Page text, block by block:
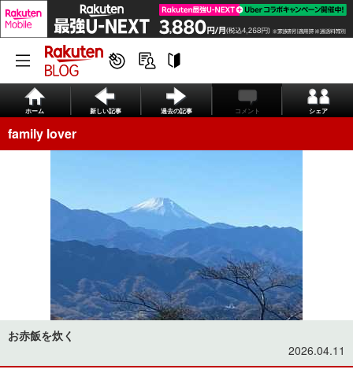
ホーム 新しい記事 過去の記事 コメント シェア
family lover
お赤飯を炊く
2026.04.11